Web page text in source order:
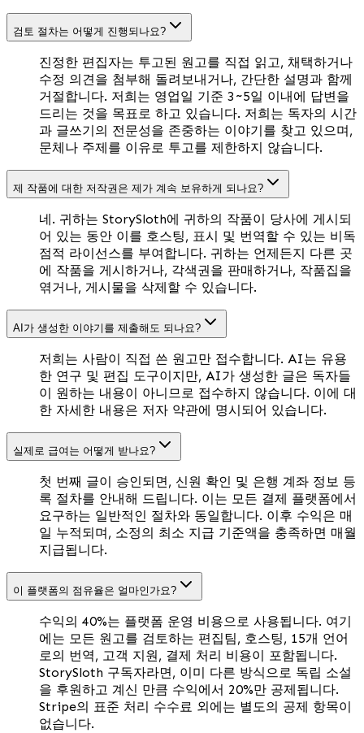
검토 절차는 어떻게 진행되나요?
진정한 편집자는 투고된 원고를 직접 읽고, 채택하거나
수정 의견을 첨부해 돌려보내거나, 간단한 설명과 함께
거절합니다. 저희는 영업일 기준 3~5일 이내에 답변을
드리는 것을 목표로 하고 있습니다. 저희는 독자의 시간
과 글쓰기의 전문성을 존중하는 이야기를 찾고 있으며,
문체나 주제를 이유로 투고를 제한하지 않습니다.
제 작품에 대한 저작권은 제가 계속 보유하게 되나요?
네. 귀하는 StorySloth에 귀하의 작품이 당사에 게시되
어 있는 동안 이를 호스팅, 표시 및 번역할 수 있는 비독
점적 라이선스를 부여합니다. 귀하는 언제든지 다른 곳
에 작품을 게시하거나, 각색권을 판매하거나, 작품집을
엮거나, 게시물을 삭제할 수 있습니다.
AI가 생성한 이야기를 제출해도 되나요?
저희는 사람이 직접 쓴 원고만 접수합니다. AI는 유용
한 연구 및 편집 도구이지만, AI가 생성한 글은 독자들
이 원하는 내용이 아니므로 접수하지 않습니다. 이에 대
한 자세한 내용은 저자 약관에 명시되어 있습니다.
실제로 급여는 어떻게 받나요?
첫 번째 글이 승인되면, 신원 확인 및 은행 계좌 정보 등
록 절차를 안내해 드립니다. 이는 모든 결제 플랫폼에서
요구하는 일반적인 절차와 동일합니다. 이후 수익은 매
일 누적되며, 소정의 최소 지급 기준액을 충족하면 매월
지급됩니다.
이 플랫폼의 점유율은 얼마인가요?
수익의 40%는 플랫폼 운영 비용으로 사용됩니다. 여기
에는 모든 원고를 검토하는 편집팀, 호스팅, 15개 언어
로의 번역, 고객 지원, 결제 처리 비용이 포함됩니다.
StorySloth 구독자라면, 이미 다른 방식으로 독립 소설
을 후원하고 계신 만큼 수익에서 20%만 공제됩니다.
Stripe의 표준 처리 수수료 외에는 별도의 공제 항목이
없습니다.